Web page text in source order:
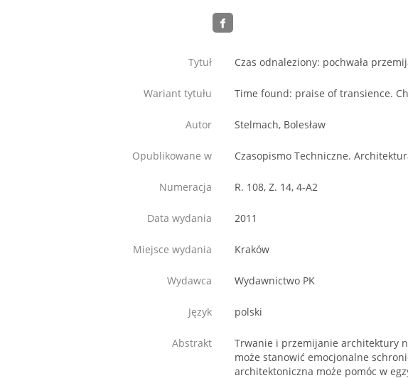
Tytuł Czas odnaleziony: pochwała
Wariant tytułu Time found: praise of transience.
Autor Stelmach, Bolesław
Opublikowane w Czasopismo Techniczne.
Numeracja R. 108, Z. 14, 4-A2
Data wydania 2011
Miejsce wydania Kraków
Wydawca Wydawnictwo PK
Język polski
Abstrakt
Trwanie i przemijanie architektury
może stanowić emocjonalne
architektoniczna może pomóc w